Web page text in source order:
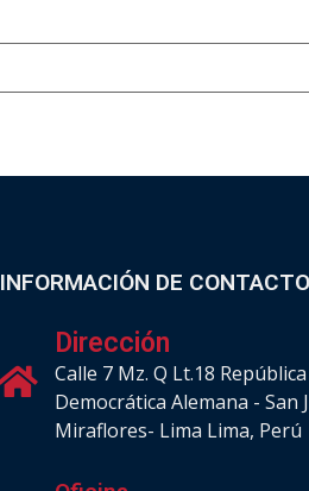
INFORMACIÓN DE CONTACTO
Dirección
Calle 7 Mz. Q Lt.18 República
Democrática Alemana - San
Miraflores- Lima Lima, Perú